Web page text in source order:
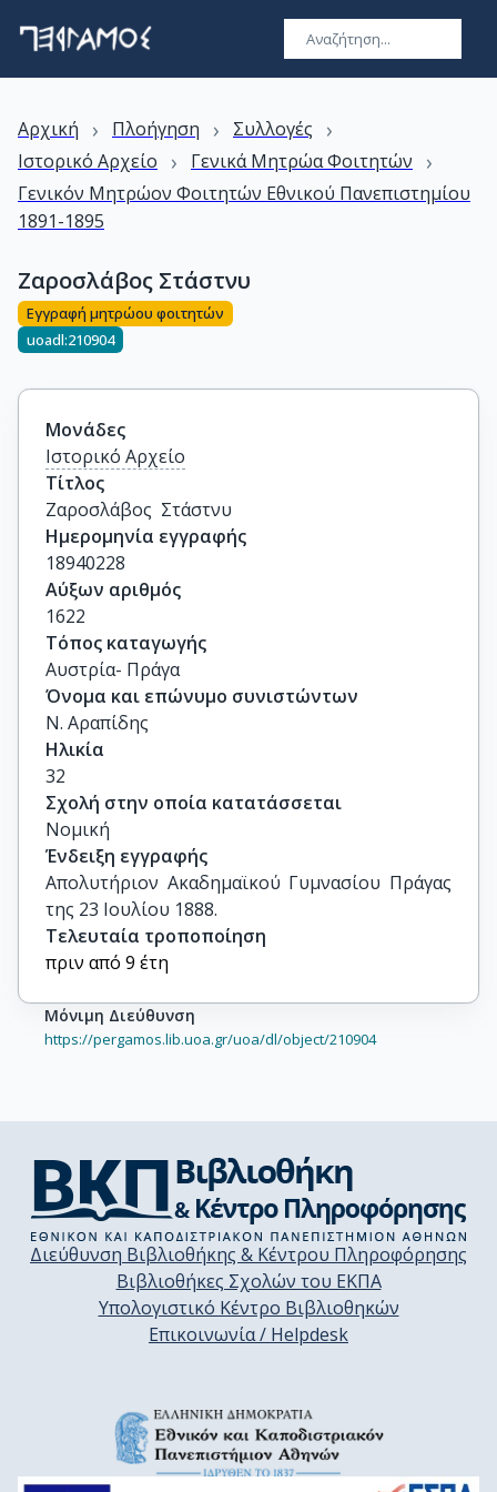
Αρχική › Πλοήγηση › Συλλογές ›
Ιστορικό Αρχείο › Γενικά Μητρώα Φοιτητών ›
Γενικόν Μητρώον Φοιτητών Εθνικού Πανεπιστημίου
1891-1895
Ζαροσλάβος Στάστνυ
Εγγραφή μητρώου φοιτητών
uoadl:210904
Μονάδες
Ιστορικό Αρχείο
Τίτλος
Ζαροσλάβος  Στάστνυ
Ημερομηνία εγγραφής
18940228
Αύξων αριθμός
1622
Τόπος καταγωγής
Αυστρία- Πράγα
Όνομα και επώνυμο συνιστώντων
Ν. Αραπίδης
Ηλικία
32
Σχολή στην οποία κατατάσσεται
Νομική
Ένδειξη εγγραφής
Απολυτήριον Ακαδημαϊκού Γυμνασίου Πράγας
της 23 Ιουλίου 1888.
Τελευταία τροποποίηση
πριν από 9 έτη
Μόνιμη Διεύθυνση
https://pergamos.lib.uoa.gr/uoa/dl/object/210904
Διεύθυνση Βιβλιοθήκης & Κέντρου Πληροφόρησης
Βιβλιοθήκες Σχολών του ΕΚΠΑ
Υπολογιστικό Κέντρο Βιβλιοθηκών
Επικοινωνία / Helpdesk